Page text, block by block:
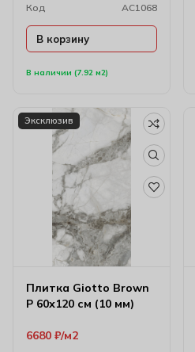
В наличии (7.92 м2)
Код
AC1068
В корзину
Эксклюзив
Плитка Giotto Brown
P 60х120 см (10 мм)
6680 ₽ м2